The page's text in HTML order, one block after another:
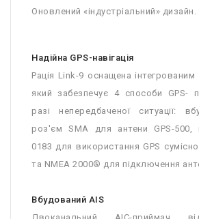
Оновлений «індустріальний» дизайн.
Надійна GPS-навігація
Рація Link-9 оснащена
який забезпечує 4 способи GPS-
разі непередбаченої ситуації:
роз'єм SMA для антени GPS-500,
0183 для використання GPS
та NMEA 2000® для підключення
Вбудований AIS